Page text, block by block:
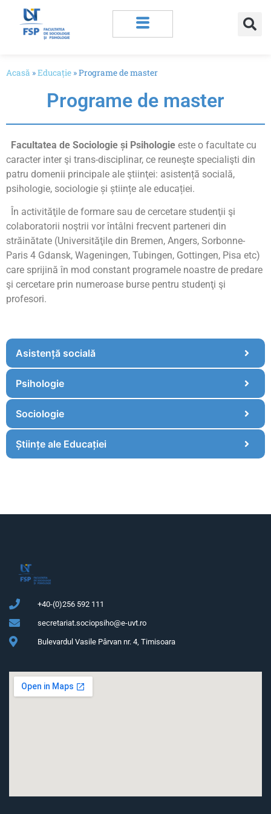
Acasă »Educație »Programe de master
Programe de master
Facultatea de Sociologie și Psihologie este o facultate cu
caracter inter şi trans-disciplinar, ce reuneşte specialişti din
patru domenii principale ale ştiinţei: asistență socială,
psihologie, sociologie și științe ale educației.
În activităţile de formare sau de cercetare studenţii şi
colaboratorii noştrii vor întâlni frecvent parteneri din
străinătate (Universităţile din Bremen, Angers, Sorbonne-
Paris 4 Gdansk, Wageningen, Tubingen, Gottingen, Pisa etc)
care sprijină în mod constant programele noastre de predare
şi cercetare prin numeroase burse pentru studenţi şi
profesori.
Asistență socială
Psihologie
Sociologie
Științe ale Educației
+40-(0)256 592 111
secretariat.sociopsiho@e-uvt.ro
Bulevardul Vasile Pârvan nr. 4, Timisoara